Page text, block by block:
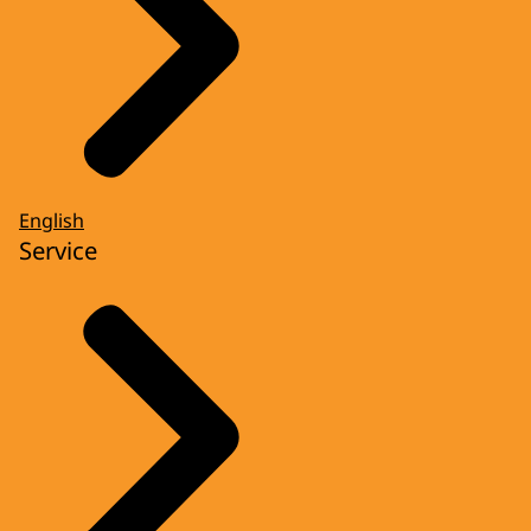
English
Service